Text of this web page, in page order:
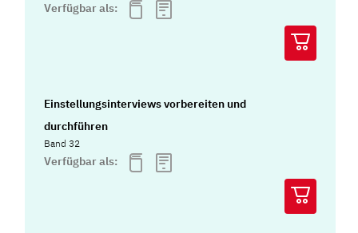
Verfügbar als:
Einstellungsinterviews vorbereiten und
durchführen
Band 32
Verfügbar als: